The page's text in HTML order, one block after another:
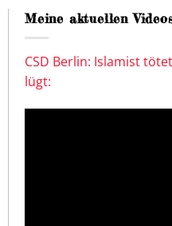
Meine aktuellen
CSD Berlin: Islamist
lügt: